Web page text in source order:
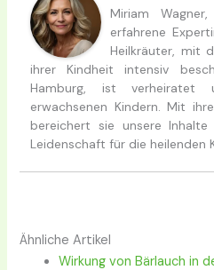
Miriam
erfahrene
Heilkräuter, mit
ihrer Kindheit intensiv
Hamburg, ist
erwachsenen Kindern. Mit
bereichert sie unsere
Leidenschaft für die heilenden
Ähnliche Artikel
Wirkung von Bärlauch in